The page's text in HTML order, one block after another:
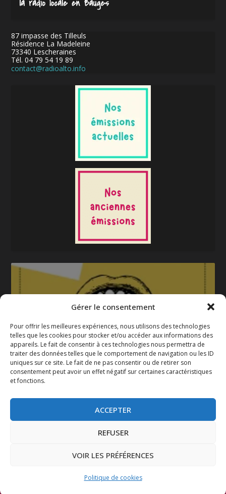
Gérer le consentement
Pour offrir les meilleures expériences, nous utilisons des technologies
telles que les cookies pour stocker et/ou accéder aux informations des
appareils. Le fait de consentir à ces technologies nous permettra de
traiter des données telles que le comportement de navigation ou les ID
uniques sur ce site. Le fait de ne pas consentir ou de retirer son
consentement peut avoir un effet négatif sur certaines caractéristiques
et fonctions.
ACCEPTER
REFUSER
VOIR LES PRÉFÉRENCES
Politique de cookies
87 impasse des Tilleuls
Résidence La Madeleine
73340 Lescheraines
Tél. 04 79 54 19 89
contact@radioalto.info
La gazette 2025-2026